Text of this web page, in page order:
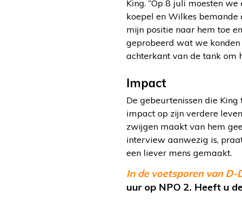
King. “Op 8 juli moesten
koepel en Wilkes bemande
mijn positie naar hem toe
geprobeerd wat we konden
achterkant van de tank om
Impact
De gebeurtenissen die
impact op zijn verdere
zwijgen maakt van hem
interview aanwezig is,
een liever mens gemaakt.
In de voetsporen van D-
uur op NPO 2. Heeft u